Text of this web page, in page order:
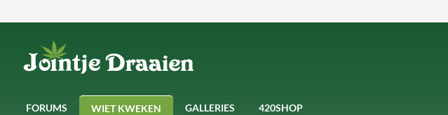
FORUMS WIET KWEKEN GALLERIES
420SHOP